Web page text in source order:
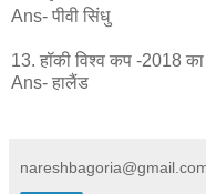
Ans- पीवी सिंधु
13. हॉकी विश्व कप -2018
Ans- हालैंड